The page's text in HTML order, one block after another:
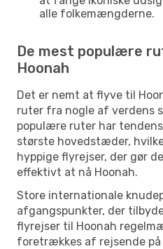
alle folkemængderne.
De mest populære
Hoonah
Det er nemt at flyve til
ruter fra nogle af verdens
populære ruter har
største hovedstæder,
hyppige flyrejser, der gør
effektivt at nå Hoonah.
Store internationale
afgangspunkter, der
flyrejser til Hoonah
foretrækkes af rejsende